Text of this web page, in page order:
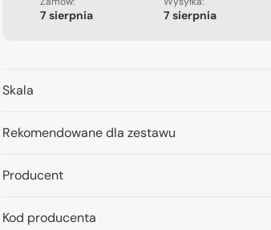
7 sierpnia 7 sierpnia
Skala
Rekomendowane dla zestawu
Producent
Kod producenta